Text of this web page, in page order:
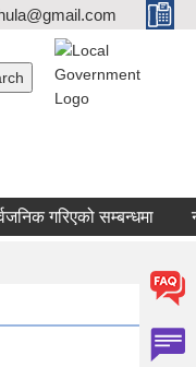
गरिएको सम्बन्धमा